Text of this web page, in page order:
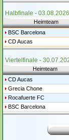
Halbfinale -
Heimteam
BSC Barcelona
CD Aucas
Viertelfinale -
Heimteam
CD Aucas
Grecia Chone
Rocafuerte FC
BSC Barcelona